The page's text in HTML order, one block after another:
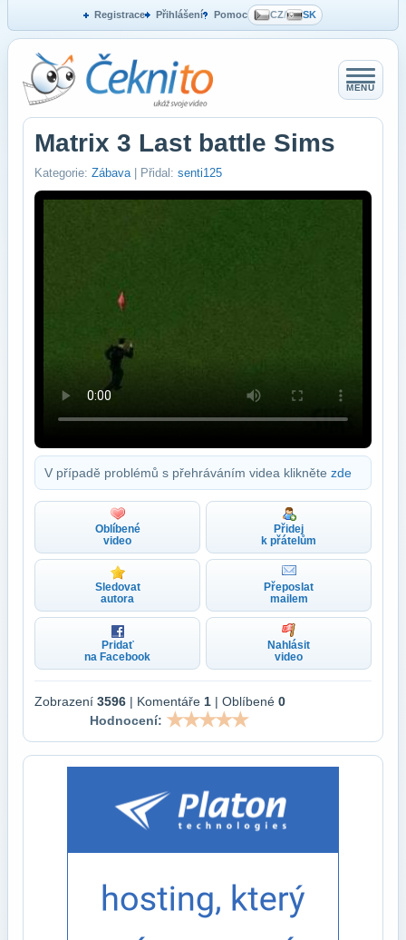
Registrace Přihlášení Pomoc CZ/ SK
MENU
Matrix 3 Last battle Sims
Kategorie: Zábava | Přidal: senti125
V případě problémů s přehráváním videa klikněte zde
Oblíbené
video
Přidej
k přátelům
Sledovat
autora
Přeposlat
mailem
Pridať
na Facebook
Nahlásit
video
Zobrazení 3596 | Komentáře 1 | Oblíbené 0
Hodnocení: